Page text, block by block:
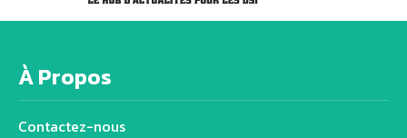
À Propos
Contactez-nous